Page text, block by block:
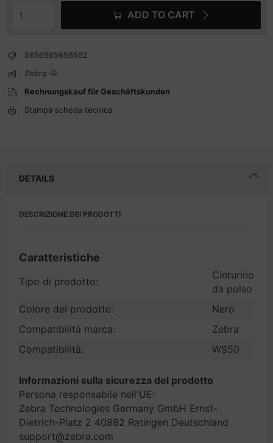
ADD TO CART
5656565656562
Zebra
Rechnungskauf für Geschäftskunden
Stampa scheda tecnica
DETAILS
DESCRIZIONE DEI PRODOTTI
Caratteristiche
Tipo di prodotto:
Cinturino
da polso
Colore del prodotto:
Nero
Compatibilità marca:
Zebra
Compatibilità:
WS50
Informazioni sulla sicurezza del prodotto
Persona responsabile nell'UE:
Zebra Technologies Germany GmbH Ernst-
Dietrich-Platz 2 40882 Ratingen Deutschland
support@zebra.com